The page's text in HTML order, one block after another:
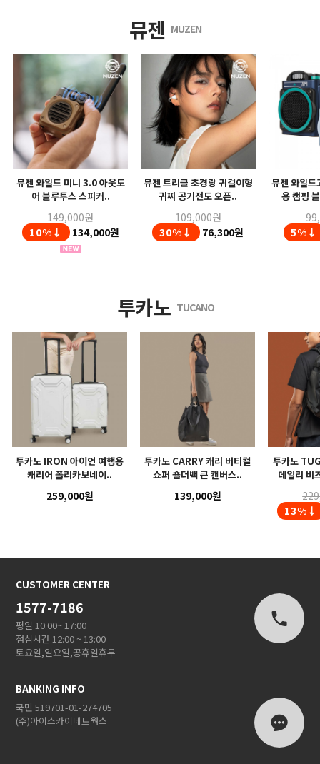
뮤젠 MUZEN
뮤젠 와일드 미니 3.0 아웃도
어 블루투스 스피커..
149,000원
10%↓
134,000원
뮤젠 트리클 초경랑 귀걸이형
귀찌 공기전도 오픈..
109,000원
30%↓
76,300원
뮤젠 와일
용 캠핑
5%↓
투카노 TUCANO
투카노 IRON 아이언 여행용
캐리어 폴리카보네이..
259,000원
투카노 CARRY 캐리 버티컬
쇼퍼 숄더백 큰 캔버스..
139,000원
투카노
데일리 비
13%↓
CUSTOMER CENTER
1577-7186
평일 10:00~ 17:00
점심시간 12:00 ~ 13:00
토요일,일요일,공휴일휴무
BANKING INFO
국민 519701-01-274705
(주)아이스카이네트웍스